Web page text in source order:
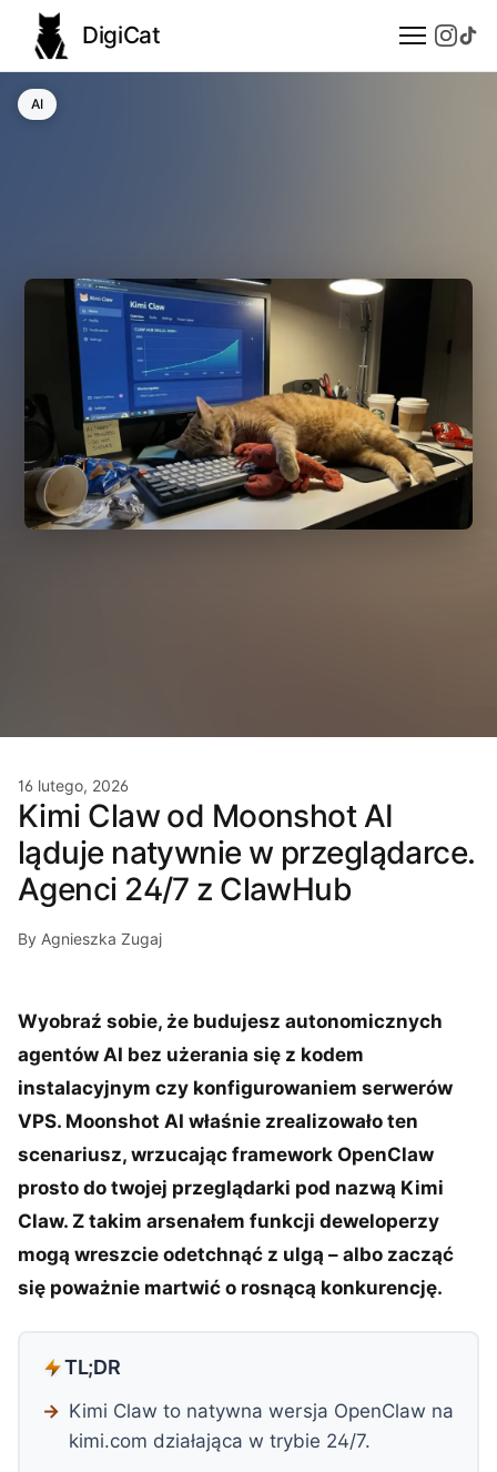
DigiCat
AI
Społeczeństwo
AI
16 lutego, 2026
Kimi Claw od Moonshot AI
ląduje natywnie w przeglądarce.
Agenci 24/7 z ClawHub
By Agnieszka Zugaj
Wyobraź sobie, że budujesz autonomicznych
agentów AI bez użerania się z kodem
instalacyjnym czy konfigurowaniem serwerów
VPS. Moonshot AI właśnie zrealizowało ten
scenariusz, wrzucając framework OpenClaw
prosto do twojej przeglądarki pod nazwą Kimi
Claw. Z takim arsenałem funkcji deweloperzy
mogą wreszcie odetchnąć z ulgą – albo zacząć
się poważnie martwić o rosnącą konkurencję.
TL;DR
Kimi Claw to natywna wersja OpenClaw na
kimi.com działająca w trybie 24/7.